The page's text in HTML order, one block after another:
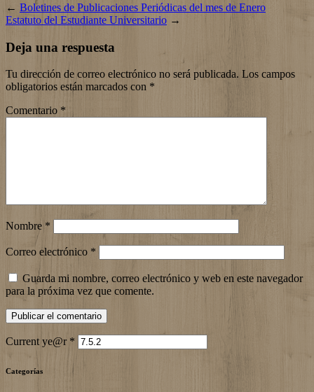
← Boletines de Publicaciones Periódicas del mes de Enero
Estatuto del Estudiante Universitario →
Deja una respuesta
Tu dirección de correo electrónico no será publicada. Los campos
obligatorios están marcados con *
Comentario *
Nombre *
Correo electrónico *
Guarda mi nombre, correo electrónico y web en este navegador
para la próxima vez que comente.
Current ye@r *
Categorías